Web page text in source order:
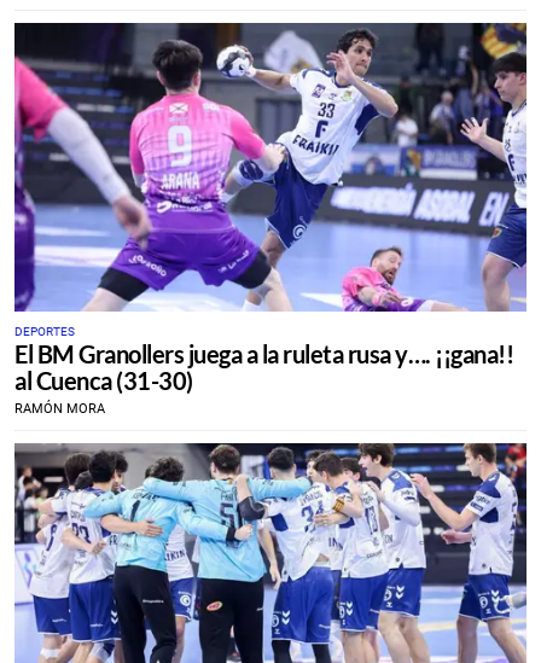
DEPORTES
El BM Granollers juega a la ruleta rusa y…. ¡¡gana!!
al Cuenca (31-30)
RAMÓN MORA